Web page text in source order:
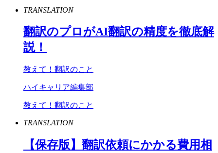
TRANSLATION
翻訳のプロがAI翻訳の精度を徹底解
説！
教えて！翻訳のこと
ハイキャリア編集部
教えて！翻訳のこと
TRANSLATION
【保存版】翻訳依頼にかかる費用相